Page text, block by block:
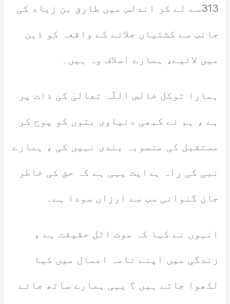
313سے لے کر اندلس میں طارق بن زیاد کی
جانب سے کشتیاں جلانے کے واقعہ کو ذہن
میں لائیے، ہمارے اسلاف وہ ہیں۔
ہمارا توکل خالص اللّہ تعالیٰ کی ذات پر
ہے ، ہم نے کبھی دنیاوی بتوں کو پوج کر
مستقبل کی منصوبہ بندی نہیں کی ، ہمارے
نبی کی راہ ہدایت یہی ہے کہ حق کی خاطر
جان گنوانی سب سے ارزاں سودا ہے۔
انہوں نے کہا کہ موت اٹل حقیقت ہے ،
زندگی میں اپنے نامہ اعمال میں کیا
لکھوا جاتے ہیں ؟ یہی ہمارے ساتھ جائے